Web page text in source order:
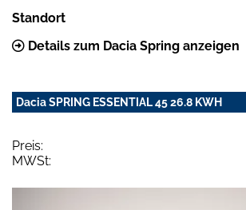
Standort
Details zum Dacia Spring anzeigen
Dacia SPRING ESSENTIAL 45 26.8 KWH
Preis:
MWSt: